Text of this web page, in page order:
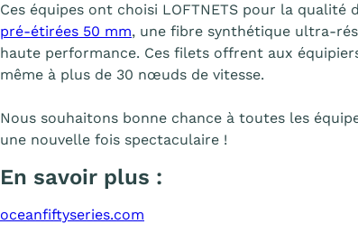
Ces équipes ont choisi LOFTNETS pour la qualité
pré-étirées 50 mm, une fibre synthétique ultra-
haute performance. Ces filets offrent aux
même à plus de 30 nœuds de vitesse.
Nous souhaitons bonne chance à toutes les
une nouvelle fois spectaculaire !
En savoir plus :
oceanfiftyseries.com